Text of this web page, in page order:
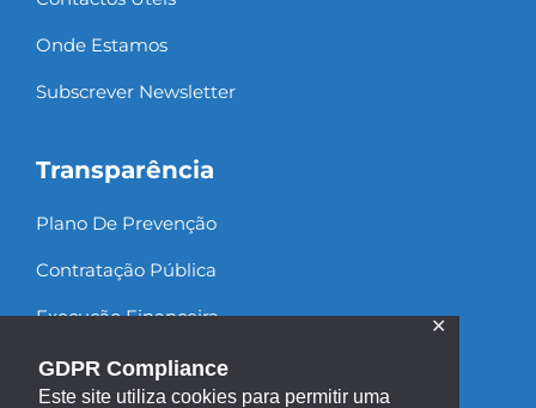
GDPR Compliance
Este site utiliza cookies para permitir uma
✕
Onde Estamos
Subscrever Newsletter
Transparência
Plano De Prevenção
Contratação Pública
Execução Financeira
Recursos Humanos